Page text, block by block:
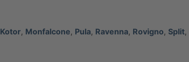
Kotor, Monfalcone, Pula, Ravenna, Rovigno, Split,